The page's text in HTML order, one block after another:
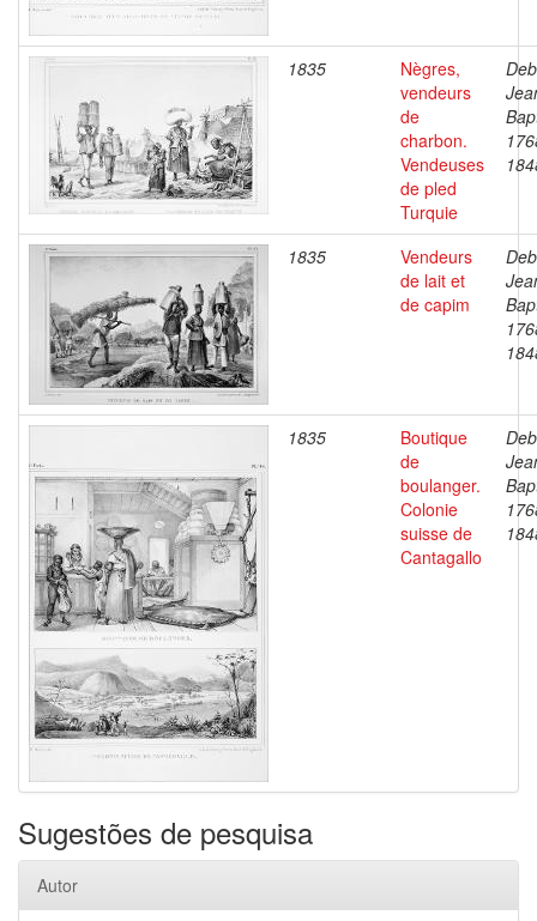
1835
Nègres,
vendeurs
de
charbon.
Vendeuses
de pled
Turquie
1835
Vendeurs
de lait et
de capim
1835
Boutique
de
boulanger.
Colonie
suisse de
Cantagallo
Sugestões de pesquisa
Autor